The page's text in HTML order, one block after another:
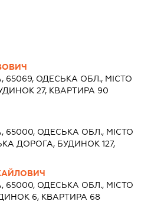
65069, ОДЕСЬКА ОБЛ., МІСТО
27, КВАРТИРА 90
65000, ОДЕСЬКА ОБЛ., МІСТО
ДОРОГА, БУДИНОК 127,
65000, ОДЕСЬКА ОБЛ., МІСТО
6, КВАРТИРА 68